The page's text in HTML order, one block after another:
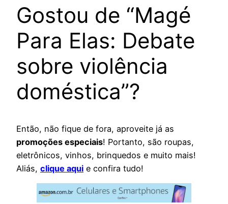
Gostou de “Magé
Para Elas: Debate
sobre violência
doméstica”?
Então, não fique de fora, aproveite já as
promoções especiais! Portanto, são roupas,
eletrônicos, vinhos, brinquedos e muito mais!
Aliás, clique aqui e confira tudo!